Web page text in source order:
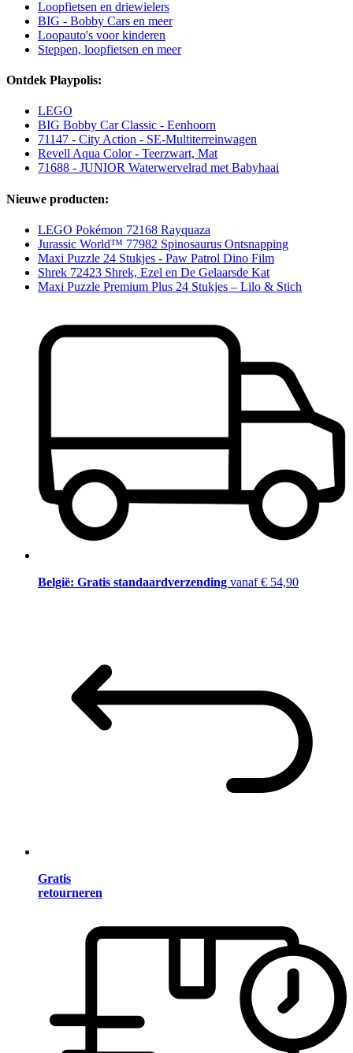
Loopfietsen en driewielers
BIG - Bobby Cars en meer
Loopauto's voor kinderen
Steppen, loopfietsen en meer
Ontdek Playpolis:
LEGO
BIG Bobby Car Classic - Eenhoorn
71147 - City Action - SE-Multiterreinwagen
Revell Aqua Color - Teerzwart, Mat
71688 - JUNIOR Waterwervelrad met Babyhaai
Nieuwe producten:
LEGO Pokémon 72168 Rayquaza
Jurassic World™ 77982 Spinosaurus Ontsnapping
Maxi Puzzle 24 Stukjes - Paw Patrol Dino Film
Shrek 72423 Shrek, Ezel en De Gelaarsde Kat
Maxi Puzzle Premium Plus 24 Stukjes – Lilo & Stich
België: Gratis standaardverzending vanaf € 54,90
Gratis
retourneren